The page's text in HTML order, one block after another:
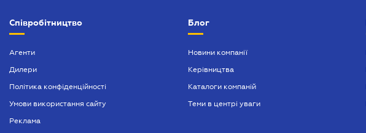
БІЗНЕС
БУХГАЛТЕР ПРОФ
Співробітництво
Агенти
Дилери
Політика конфіденційності
Умови використання сайту
Реклама
Блог
Новини компанії
Керівництва
Каталоги компаній
Теми в центрі уваги